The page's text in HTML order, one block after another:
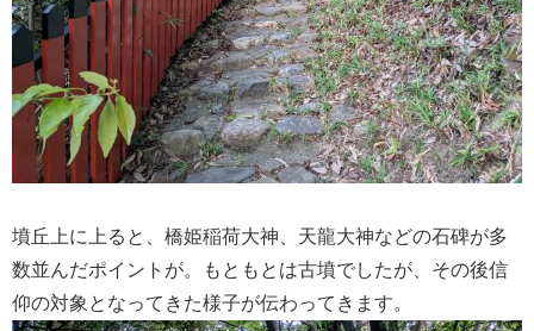
墳丘上に上ると、橋姫稲荷大神、天龍大神などの石碑が多
数並んだポイントが。もともとは古墳でしたが、その後信
仰の対象となってきた様子が伝わってきます。